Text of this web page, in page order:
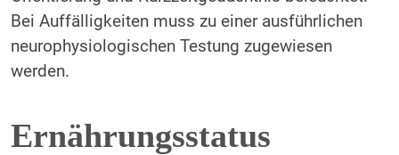
Bei Auffälligkeiten muss zu einer ausführlichen
neurophysiologischen Testung zugewiesen
werden.
Ernährungsstatus